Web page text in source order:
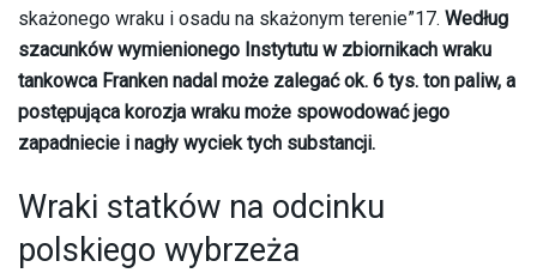
skażonego wraku i osadu na skażonym terenie”17. Według
szacunków wymienionego Instytutu w zbiornikach wraku
tankowca Franken nadal może zalegać ok. 6 tys. ton paliw, a
postępująca korozja wraku może spowodować jego
zapadniecie i nagły wyciek tych substancji.
Wraki statków na odcinku
polskiego wybrzeża